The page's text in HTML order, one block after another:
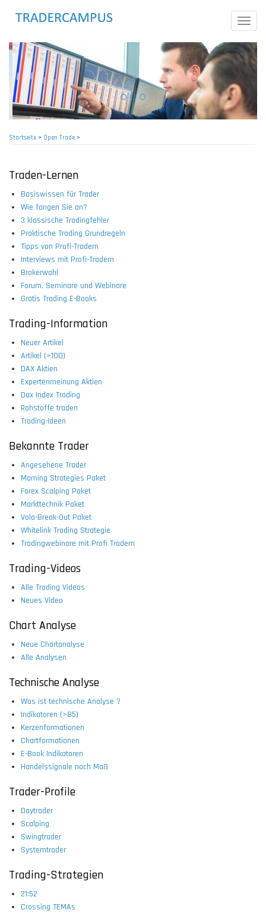
Toggle
Startseite> Open Trade>
Traden-Lernen
Basiswissen für Trader
Wie fangen Sie an?
3 klassische Tradingfehler
Praktische Trading Grundregeln
Tipps von Profi-Tradern
Interviews mit Profi-Tradern
Brokerwahl
Forum, Seminare und Webinare
Gratis Trading E-Books
Trading-Information
Neuer Artikel
Artikel (>100)
DAX Aktien
Expertenmeinung Aktien
Dax Index Trading
Rohstoffe traden
Trading-Ideen
Bekannte Trader
Angesehene Trader
Morning Strategies Paket
Forex Scalping Paket
Markttechnik Paket
Vola-Break-Out Paket
Whitelink Trading Strategie
Tradingwebinare mit Profi Tradern
Trading-Videos
Alle Trading Videos
Neues Video
Chart Analyse
Neue Chartanalyse
Alle Analysen
Technische Analyse
Was ist technische Analyse ?
Indikatoren (>85)
Kerzenformationen
Chartformationen
E-Book Indikatoren
Handelssignale nach Maß
Trader-Profile
Daytrader
Scalping
Swingtrader
Systemtrader
Trading-Strategien
21:52
Crossing TEMAs